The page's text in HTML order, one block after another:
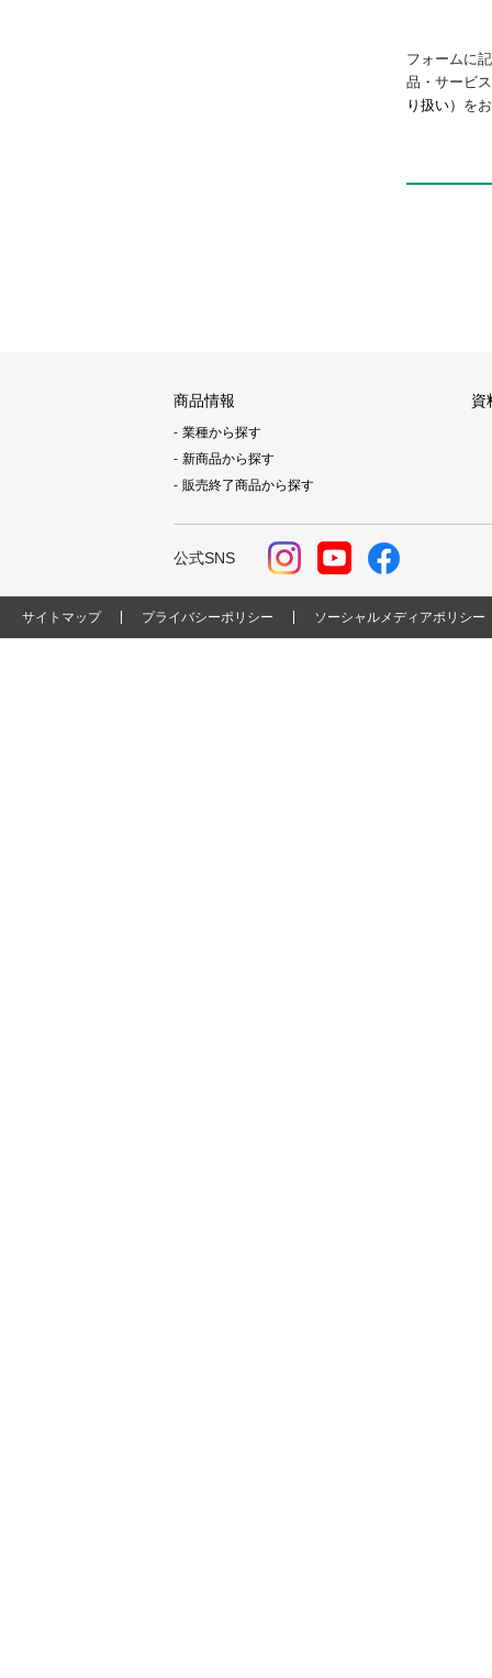
フォームに
品・サービ
り扱い） を
商品情報
業種から探す
新商品から探す
販売終了商品から探す
資
公式SNS
サイトマップ プライバシーポリシー ソーシャルメディアポリシー